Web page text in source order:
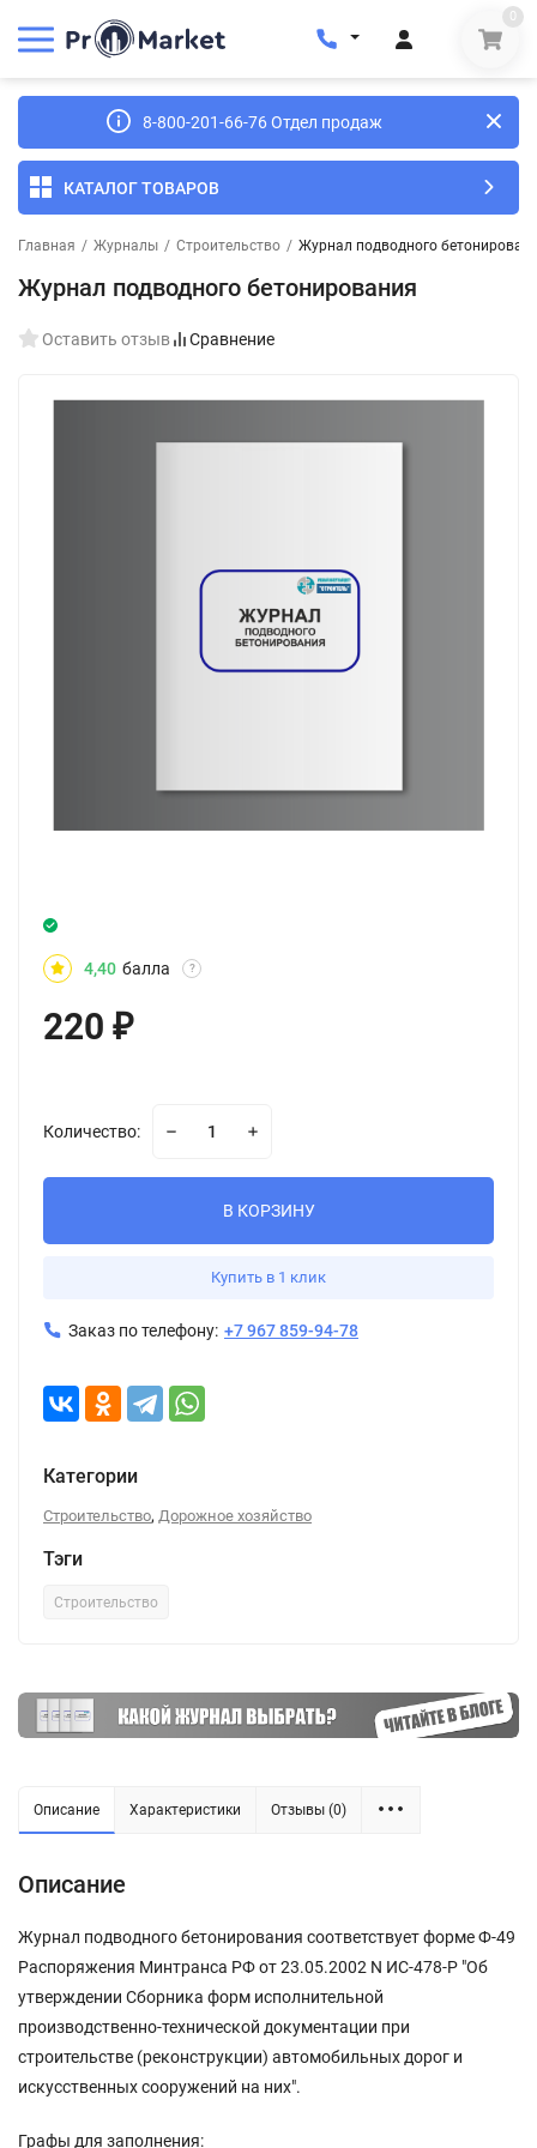
0
8-800-201-66-76 Отдел продаж
КАТАЛОГ ТОВАРОВ
Главная / Журналы / Строительство / Журнал подводного
Журнал подводного бетонирования
Оставить отзыв Сравнение
4,40 балла ?
220 ₽
Количество:
В КОРЗИНУ
Купить в 1 клик
Заказ по телефону: +7 967 859-94-78
Категории
Строительство, Дорожное хозяйство
Тэги
Строительство
Описание Характеристики Отзывы (0)
Описание
Журнал подводного бетонирования соответствует форме Ф-49
Распоряжения Минтранса РФ от 23.05.2002 N ИС-478-Р "Об
утверждении Сборника форм исполнительной
производственно-технической документации при
строительстве (реконструкции) автомобильных дорог и
искусственных сооружений на них".
Графы для заполнения: